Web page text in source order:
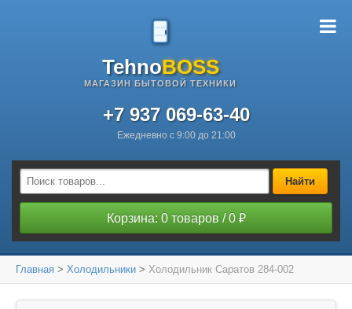
TehnoBOSS
МАГАЗИН БЫТОВОЙ ТЕХНИКИ
+7 937 069-63-40
Ежедневно с 9:00 до 21:00
Найти
Корзина: 0 товаров / 0 ₽
Главная > Холодильники > Холодильник Саратов 284-002